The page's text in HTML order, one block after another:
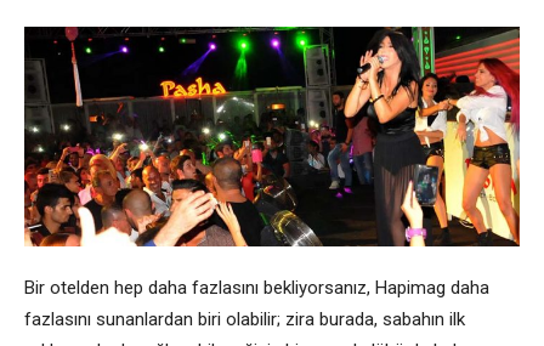
Bir otelden hep daha fazlasını bekliyorsanız, Hapimag daha
fazlasını sunanlardan biri olabilir; zira burada, sabahın ilk